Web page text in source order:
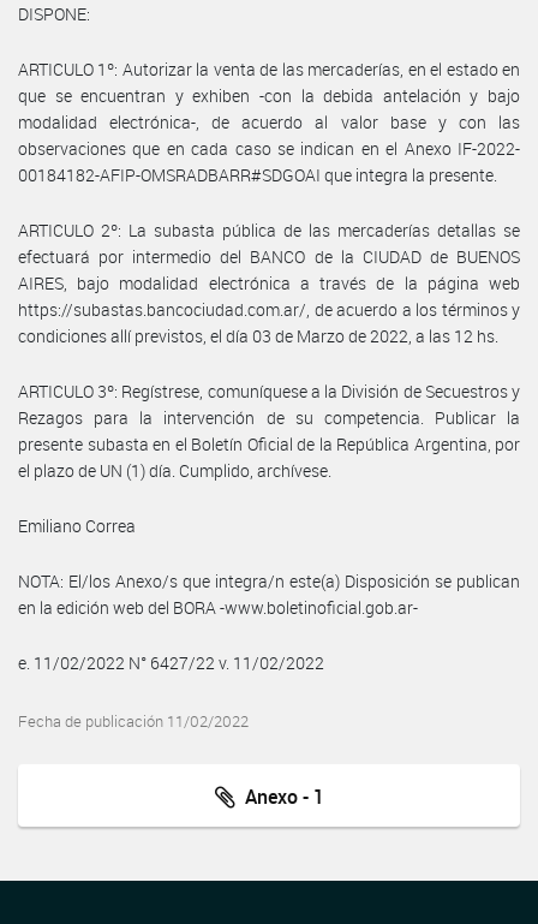
DISPONE:
ARTICULO 1º: Autorizar la venta de las mercaderías, en el estado en
que se encuentran y exhiben -con la debida antelación y bajo
modalidad electrónica-, de acuerdo al valor base y con las
observaciones que en cada caso se indican en el Anexo IF-2022-
00184182-AFIP-OMSRADBARR#SDGOAI que integra la presente.
ARTICULO 2º: La subasta pública de las mercaderías detallas se
efectuará por intermedio del BANCO de la CIUDAD de BUENOS
AIRES, bajo modalidad electrónica a través de la página web
https://subastas.bancociudad.com.ar/, de acuerdo a los términos y
condiciones allí previstos, el día 03 de Marzo de 2022, a las 12 hs.
ARTICULO 3º: Regístrese, comuníquese a la División de Secuestros y
Rezagos para la intervención de su competencia. Publicar la
presente subasta en el Boletín Oficial de la República Argentina, por
el plazo de UN (1) día. Cumplido, archívese.
Emiliano Correa
NOTA: El/los Anexo/s que integra/n este(a) Disposición se publican
en la edición web del BORA -www.boletinoficial.gob.ar-
e. 11/02/2022 N° 6427/22 v. 11/02/2022
Fecha de publicación 11/02/2022
Anexo - 1